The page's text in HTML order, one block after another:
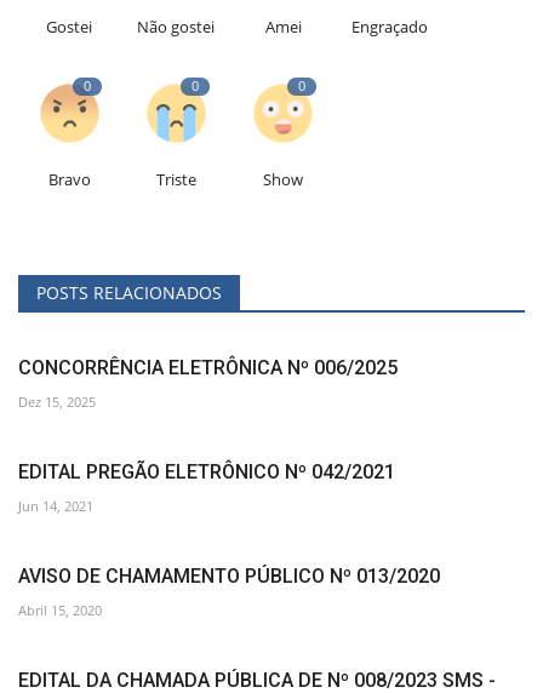
Gostei Não gostei Amei Engraçado
0
Bravo
0
Triste
0
Show
POSTS RELACIONADOS
CONCORRÊNCIA ELETRÔNICA Nº 006/2025
Dez 15, 2025
EDITAL PREGÃO ELETRÔNICO Nº 042/2021
Jun 14, 2021
AVISO DE CHAMAMENTO PÚBLICO Nº 013/2020
Abril 15, 2020
EDITAL DA CHAMADA PÚBLICA DE Nº 008/2023 SMS -